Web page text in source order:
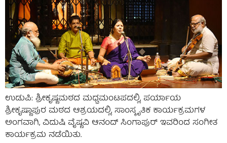
ಉಡುಪಿ: ಶ್ರೀಕೃಷ್ಣಮಠದ ಮಧ್ವಮಂಟಪದಲ್ಲಿ, ಪರ್ಯಾಯ
ಶ್ರೀಕೃಷ್ಣಾಪುರ ಮಠದ ಆಶ್ರಯದಲ್ಲಿ, ಸಾಂಸ್ಕೃತಿಕ ಕಾರ್ಯಕ್ರಮಗಳ
ಅಂಗವಾಗಿ, ವಿದುಷಿ ವೈಷ್ಣವಿ ಆನಂದ್ ಸಿಂಗಾಪುರ್ ಇವರಿಂದ ಸಂಗೀತ
ಕಾರ್ಯಕ್ರಮ ನಡೆಯಿತು.